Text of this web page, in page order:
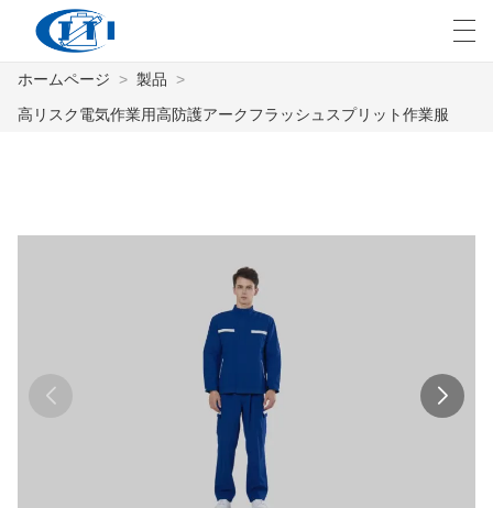
ニュース
العربية česky
ホームページ > 製品 >
高リスク電気作業用高防護アークフラッシュスプリット作業服